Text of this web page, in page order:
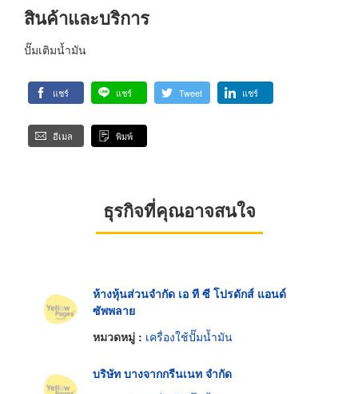
สินค้าและบริการ
ปั๊มเติมน้ำมัน
แชร์ แชร์ Tweet แชร์
อีเมล พิมพ์
ธุรกิจที่คุณอาจสนใจ
ห้างหุ้นส่วนจำกัด เอ ที ซี โปรดักส์ แอนด์
ซัพพลาย
หมวดหมู่ : เครื่องใช้ปั๊มน้ำมัน
บริษัท บางจากกรีนเนท จำกัด